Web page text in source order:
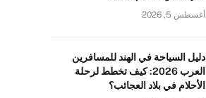
أغسطس 5, 2026
دليل السياحة في الهند للمسافرين
العرب 2026: كيف تخطط لرحلة
الأحلام في بلاد العجائب؟